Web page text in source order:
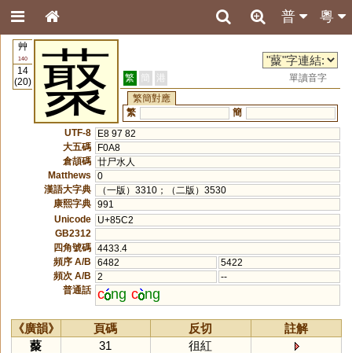
粵
普
艸
140
14
(20)
藂 繁 簡 港
單讀音字
繁簡對應
繁
簡
UTF-8
E8 97 82
大五碼
F0A8
倉頡碼 廿尸水人
Matthews
0
漢語大字典
（一版）3310；（二版）3530
康熙字典 991
Unicode
U+85C2
GB2312
四角號碼 4433.4
頻序 A/B
6482
5422
頻次 A/B
2
--
普通話 c ng c ng
《廣韻》 頁碼 反切
註解
藂
31
徂紅